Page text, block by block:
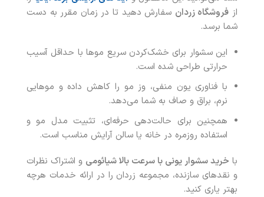
از فروشگاه زردان سفارش دهید تا در زمان مقرر به دست
شما برسد.
این سشوار برای خشک‌کردن سریع موها با حداقل آسیب
حرارتی طراحی شده است.
با فناوری یون منفی، وز مو را کاهش داده و موهایی
نرم، براق و صاف به شما می‌دهد.
همچنین برای حالت‌دهی حرفه‌ای، تثبیت مدل مو و
استفاده روزمره در خانه یا سالن آرایش مناسب است.
با خریدسشوار یونی با سرعت بالا شیائومی و اشتراک نظرات
و نقدهای سازنده، مجموعه زردان را در ارائه خدمات هرچه
بهتر یاری کنید.